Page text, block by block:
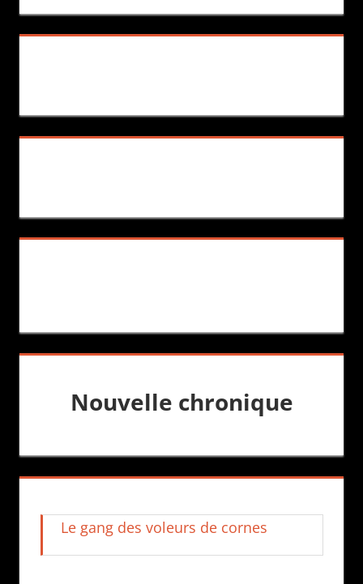
Nouvelle chronique
Le gang des voleurs de cornes